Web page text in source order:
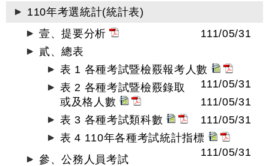
110年考選統計(統計表)
壹、提要分析
111/05/31
貳、總表
表 1 各種考試暨檢覈報考人數
111/05/31
表 2 各種考試暨檢覈錄取
或及格人數
111/05/31
表 3 各種考試類科數
111/05/31
表 4 110年各種考試統計指標
111/05/31
參、公務人員考試